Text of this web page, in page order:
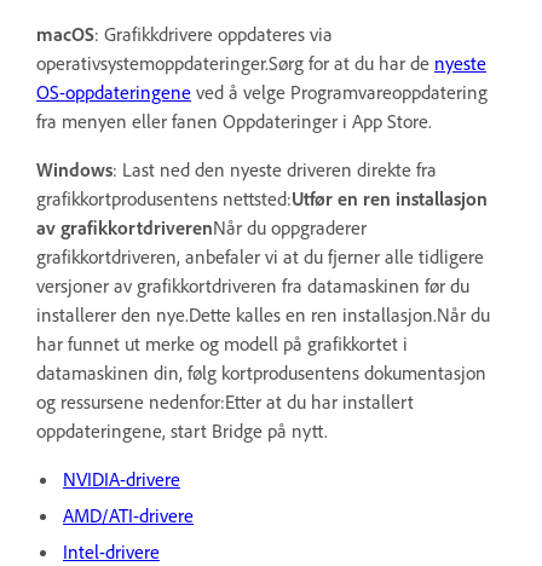
macOS: Grafikkdrivere oppdateres via
operativsystemoppdateringer.Sørg for at du har de nyeste
OS-oppdateringene ved å velge Programvareoppdatering
fra menyen eller fanen Oppdateringer i App Store.
Windows: Last ned den nyeste driveren direkte fra
grafikkortprodusentens nettsted:Utfør en ren installasjon
av grafikkortdriverenNår du oppgraderer
grafikkortdriveren, anbefaler vi at du fjerner alle tidligere
versjoner av grafikkortdriveren fra datamaskinen før du
installerer den nye.Dette kalles en ren installasjon.Når du
har funnet ut merke og modell på grafikkortet i
datamaskinen din, følg kortprodusentens dokumentasjon
og ressursene nedenfor:Etter at du har installert
oppdateringene, start Bridge på nytt.
NVIDIA-drivere
AMD/ATI-drivere
Intel-drivere